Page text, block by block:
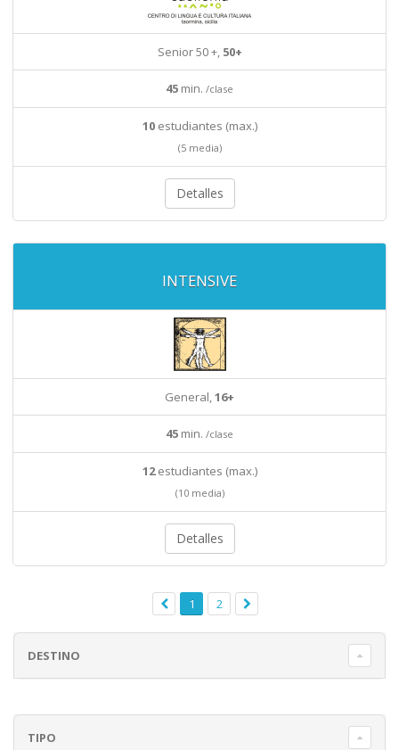
Senior 50 +, 50+
45 min. /clase
10estudiantes (max.)
(5 media)
Detalles
INTENSIVE
General,16+
45 min. /clase
12estudiantes (max.)
(10 media)
Detalles
1 2
DESTINO
TIPO